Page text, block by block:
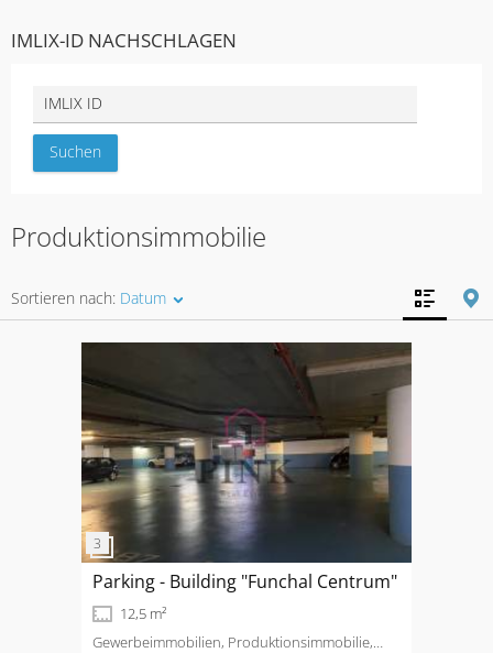
IMLIX-ID NACHSCHLAGEN
Produktionsimmobilie
Sortieren nach: Datum
Parking - Building "Funchal Centrum"
12,5 m²
Gewerbeimmobilien, Produktionsimmobilie,